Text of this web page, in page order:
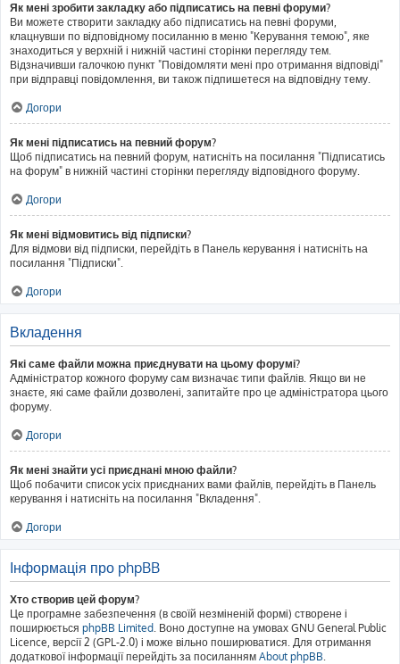
Як мені зробити закладку або підписатись на певні форуми?
Ви можете створити закладку або підписатись на певні форуми,
клацнувши по відповідному посиланню в меню "Керування темою", яке
знаходиться у верхній і нижній частині сторінки перегляду тем.
Відзначивши галочкою пункт "Повідомляти мені про отримання відповіді"
при відправці повідомлення, ви також підпишетеся на відповідну тему.
Догори
Як мені підписатись на певний форум?
Щоб підписатись на певний форум, натисніть на посилання "Підписатись
на форум" в нижній частині сторінки перегляду відповідного форуму.
Догори
Як мені відмовитись від підписки?
Для відмови від підписки, перейдіть в Панель керування і натисніть на
посилання "Підписки".
Догори
Вкладення
Які саме файли можна приєднувати на цьому форумі?
Адміністратор кожного форуму сам визначає типи файлів. Якщо ви не
знаєте, які саме файли дозволені, запитайте про це адміністратора цього
форуму.
Догори
Як мені знайти усі приєднані мною файли?
Щоб побачити список усіх приєднаних вами файлів, перейдіть в Панель
керування і натисніть на посилання "Вкладення".
Догори
Інформація про phpBB
Хто створив цей форум?
Це програмне забезпечення (в своїй незміненій формі) створене і
поширюється phpBB Limited. Воно доступне на умовах GNU General Public
Licence, версії 2 (GPL-2.0) і може вільно поширюватися. Для отримання
додаткової інформації перейдіть за посиланням About phpBB.